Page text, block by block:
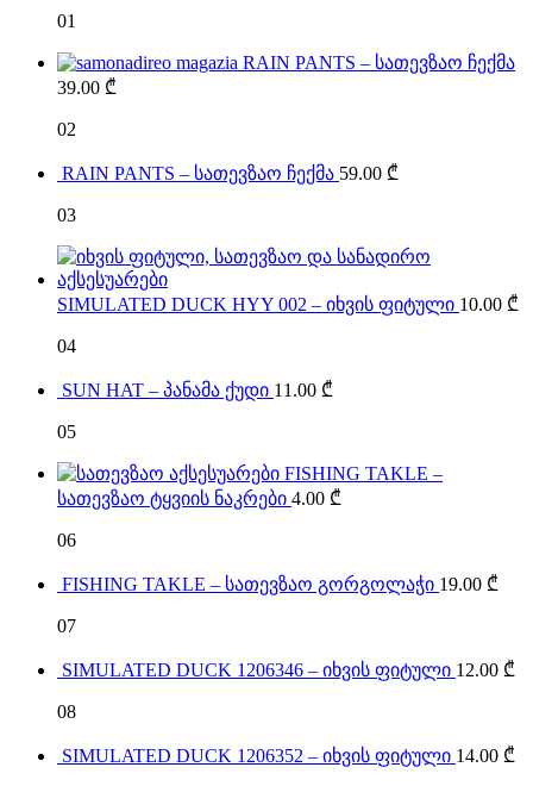
01
RAIN PANTS – სათევზაო ჩექმა
39.00 ₾
02
RAIN PANTS – სათევზაო ჩექმა 59.00 ₾
03
SIMULATED DUCK HYY 002 – იხვის ფიტული 10.00 ₾
04
SUN HAT – პანამა ქუდი 11.00 ₾
05
FISHING TAKLE –
სათევზაო ტყვიის ნაკრები 4.00 ₾
06
FISHING TAKLE – სათევზაო გორგოლაჭი 19.00 ₾
07
SIMULATED DUCK 1206346 – იხვის ფიტული 12.00 ₾
08
SIMULATED DUCK 1206352 – იხვის ფიტული 14.00 ₾